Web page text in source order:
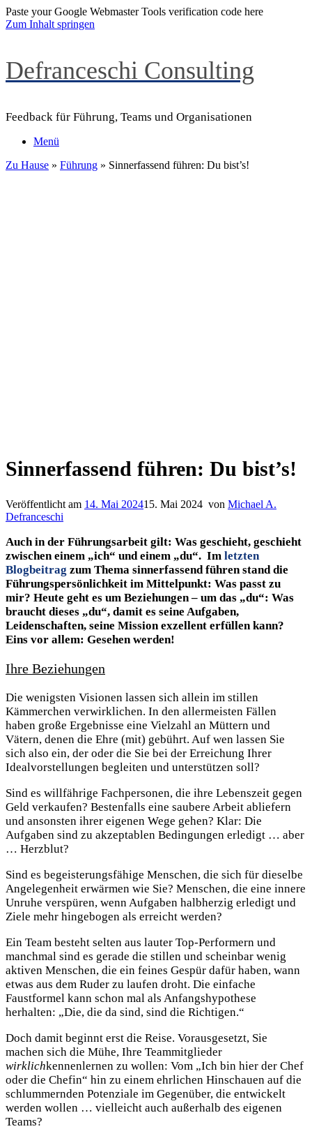
Paste your Google Webmaster Tools verification code here
Zum Inhalt springen
Defranceschi Consulting
Feedback für Führung, Teams und Organisationen
Menü
Zu Hause » Führung » Sinnerfassend führen: Du bist’s!
Sinnerfassend führen: Du bist’s!
Veröffentlicht am 14. Mai 202415. Mai 2024 von Michael A.
Defranceschi
Auch in der Führungsarbeit gilt: Was geschieht, geschieht
zwischen einem „ich“ und einem „du“. Im letzten
Blogbeitrag zum Thema sinnerfassend führen stand die
Führungspersönlichkeit im Mittelpunkt: Was passt zu
mir? Heute geht es um Beziehungen – um das „du“: Was
braucht dieses „du“, damit es seine Aufgaben,
Leidenschaften, seine Mission exzellent erfüllen kann?
Eins vor allem: Gesehen werden!
Ihre Beziehungen
Die wenigsten Visionen lassen sich allein im stillen
Kämmerchen verwirklichen. In den allermeisten Fällen
haben große Ergebnisse eine Vielzahl an Müttern und
Vätern, denen die Ehre (mit) gebührt. Auf wen lassen Sie
sich also ein, der oder die Sie bei der Erreichung Ihrer
Idealvorstellungen begleiten und unterstützen soll?
Sind es willfährige Fachpersonen, die ihre Lebenszeit gegen
Geld verkaufen? Bestenfalls eine saubere Arbeit abliefern
und ansonsten ihrer eigenen Wege gehen? Klar: Die
Aufgaben sind zu akzeptablen Bedingungen erledigt … aber
… Herzblut?
Sind es begeisterungsfähige Menschen, die sich für dieselbe
Angelegenheit erwärmen wie Sie? Menschen, die eine innere
Unruhe verspüren, wenn Aufgaben halbherzig erledigt und
Ziele mehr hingebogen als erreicht werden?
Ein Team besteht selten aus lauter Top-Performern und
manchmal sind es gerade die stillen und scheinbar wenig
aktiven Menschen, die ein feines Gespür dafür haben, wann
etwas aus dem Ruder zu laufen droht. Die einfache
Faustformel kann schon mal als Anfangshypothese
herhalten: „Die, die da sind, sind die Richtigen.“
Doch damit beginnt erst die Reise. Vorausgesetzt, Sie
machen sich die Mühe, Ihre Teammitglieder
wirklichkennenlernen zu wollen: Vom „Ich bin hier der Chef
oder die Chefin“ hin zu einem ehrlichen Hinschauen auf die
schlummernden Potenziale im Gegenüber, die entwickelt
werden wollen … vielleicht auch außerhalb des eigenen
Teams?